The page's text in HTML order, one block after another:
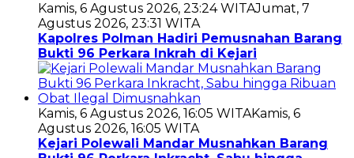
Kamis, 6 Agustus 2026, 23:24 WITAJumat, 7
Agustus 2026, 23:31 WITA
Kapolres Polman Hadiri Pemusnahan Barang
Bukti 96 Perkara Inkrah di Kejari
Kamis, 6 Agustus 2026, 16:05 WITAKamis, 6
Agustus 2026, 16:05 WITA
Kejari Polewali Mandar Musnahkan Barang